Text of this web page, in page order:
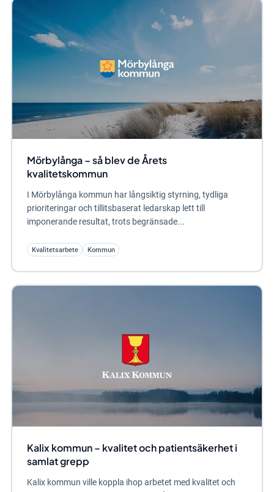
Mörbylånga – så blev de Årets
kvalitetskommun
I Mörbylånga kommun har långsiktig styrning, tydliga
prioriteringar och tillitsbaserat ledarskap lett till
imponerande resultat, trots begränsade...
Kvalitetsarbete Kommun
Kalix kommun – kvalitet och patientsäkerhet i
samlat grepp
Kalix kommun ville koppla ihop arbetet med kvalitet och